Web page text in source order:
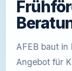
AFEB baut in
Angebot für